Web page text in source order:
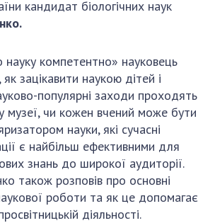
НАН України
зборів НАН України
України
звіти НАН України
та видавнича діяльність
власності та
в наукових установах
що становлять національне
кандидат біологічних наук
науку компетентно» науковець
зацікавити наукою дітей і
популярні заходи проходять
чи кожен вчений може бути
науки, які сучасні
є найбільш ефективними для
знань до широкої аудиторії.
також розповів про основні
роботи та як це допомагає
діяльності.